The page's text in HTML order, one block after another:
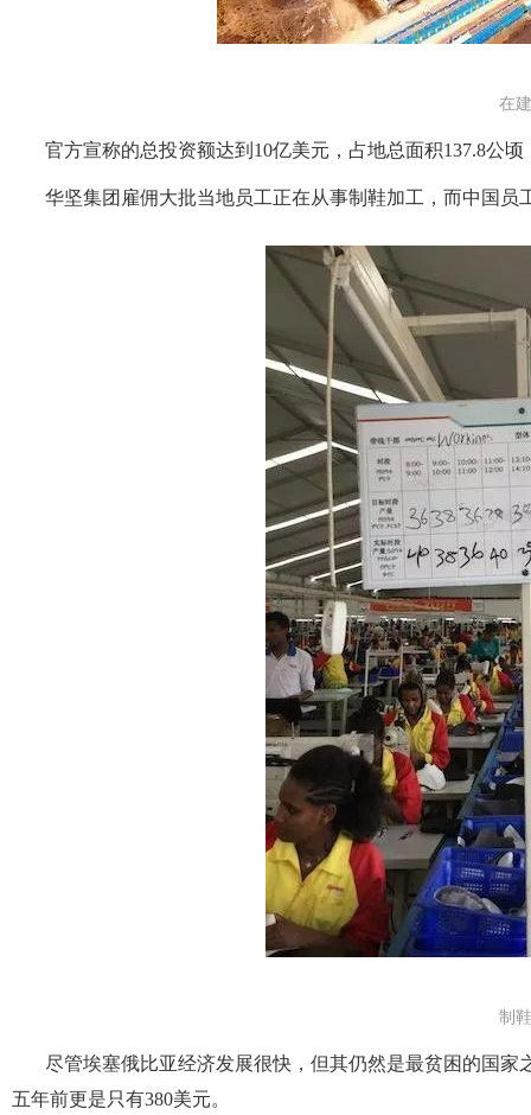
在
官方宣称的总投资额达到 10亿美元，占地总面积137.8公顷
华坚集团雇佣大批当地员工正在从事制鞋加工，而中国员
制
尽管埃塞俄比亚经济发展很快，但其仍然是最贫困的国家
五年前更是只有380美元。